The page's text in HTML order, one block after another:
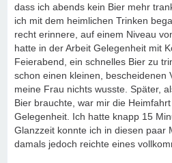
dass ich abends kein Bier mehr
ich mit dem heimlichen Trinken
recht erinnere, auf einem Niveau
hatte in der Arbeit Gelegenheit mit
Feierabend, ein schnelles Bier zu
schon einen kleinen, bescheidenen
meine Frau nichts wusste. Später,
Bier brauchte, war mir die
Gelegenheit. Ich hatte knapp 15
Glanzzeit konnte ich in diesen paar
damals jedoch reichte eines